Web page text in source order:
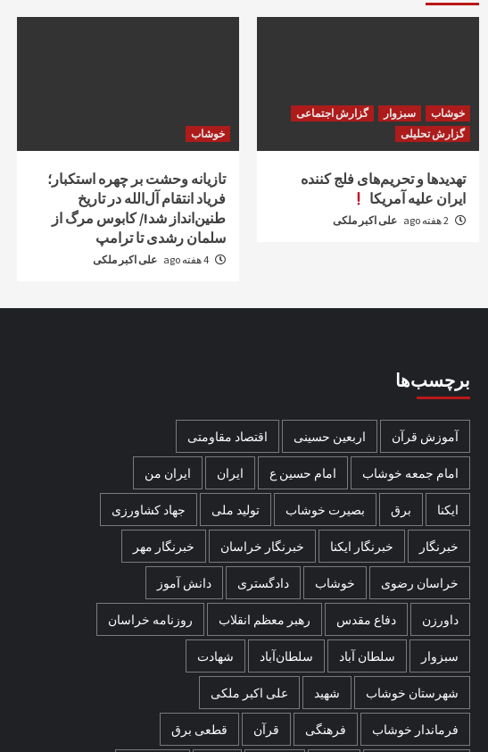
خوشاب سبزوار
گزارش اجتماعی
گزارش تحلیلی
تهدیدها و تحریم‌های فلج کننده
ایران علیه آمریکا
علی اکبر ملکی
خوشاب
تازیانه وحشت بر چهره استکبار؛
فریاد انتقام آل‌الله در تاریخ
طنین‌انداز شد!/ کابوس مرگ از
سلمان رشدی تا ترامپ
علی اکبر ملکی
برچسب‌ها
آموزش قرآن اربعین حسینی اقتصاد مقاومتی
امام جمعه خوشاب امام حسین ع ایران ایران من
ایکنا برق بصیرت خوشاب تولید ملی جهاد کشاورزی
خبرنگار خبرنگار ایکنا خبرنگار خراسان خبرنگار مهر
خراسان رضوی خوشاب دادگستری دانش آموز
داورزن دفاع مقدس رهبر معظم انقلاب روزنامه خراسان
سبزوار سلطان آباد سلطان‌آباد شهادت
شهرستان خوشاب شهید علی اکبر ملکی
فرماندار خوشاب فرهنگی قرآن قطعی برق